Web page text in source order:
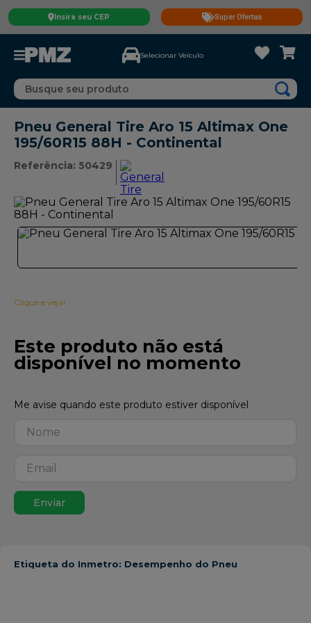
Insira seu CEP Super Ofertas
Selecionar Veículo
Busque seu produto
Pneu General Tire Aro 15 Altimax One
195/60R15 88H - Continental
Referência: 50429
Clique e veja!
Este produto não está
disponível no momento
Enviar
Etiqueta do Inmetro: Desempenho do Pneu